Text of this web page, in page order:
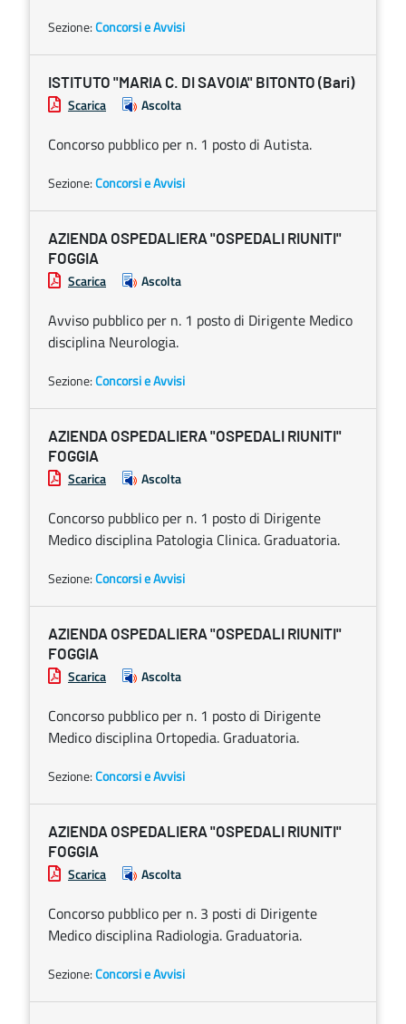
Sezione:Concorsi e Avvisi
ISTITUTO "MARIA C. DI SAVOIA" BITONTO (Bari)
Scarica Ascolta
Concorso pubblico per n. 1 posto di Autista.
Sezione:Concorsi e Avvisi
AZIENDA OSPEDALIERA "OSPEDALI RIUNITI"
FOGGIA
Scarica Ascolta
Avviso pubblico per n. 1 posto di Dirigente Medico
disciplina Neurologia.
Sezione:Concorsi e Avvisi
AZIENDA OSPEDALIERA "OSPEDALI RIUNITI"
FOGGIA
Scarica Ascolta
Concorso pubblico per n. 1 posto di Dirigente
Medico disciplina Patologia Clinica. Graduatoria.
Sezione:Concorsi e Avvisi
AZIENDA OSPEDALIERA "OSPEDALI RIUNITI"
FOGGIA
Scarica Ascolta
Concorso pubblico per n. 1 posto di Dirigente
Medico disciplina Ortopedia. Graduatoria.
Sezione:Concorsi e Avvisi
AZIENDA OSPEDALIERA "OSPEDALI RIUNITI"
FOGGIA
Scarica Ascolta
Concorso pubblico per n. 3 posti di Dirigente
Medico disciplina Radiologia. Graduatoria.
Sezione:Concorsi e Avvisi